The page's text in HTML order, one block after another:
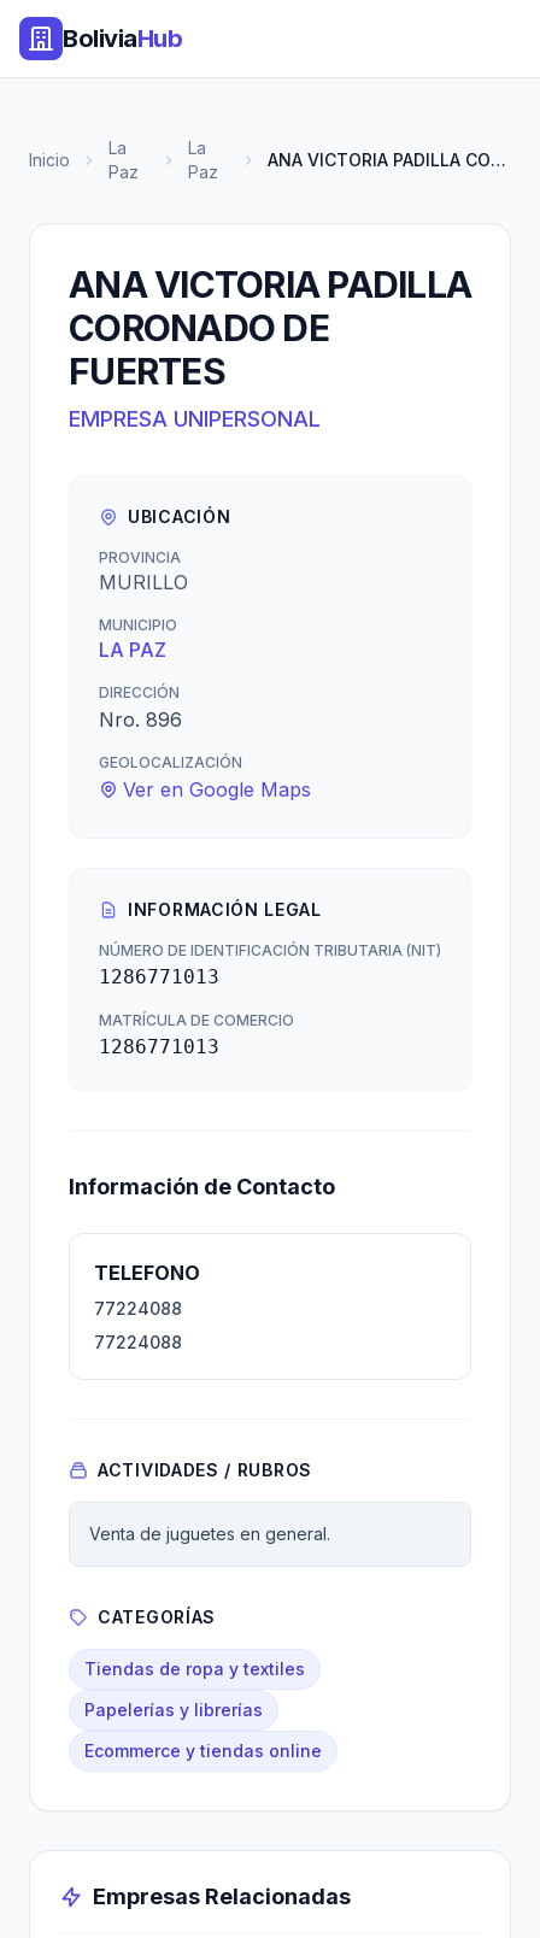
BoliviaHub
Inicio
La
Paz
La
Paz
ANA VICTORIA PADILLA CORONADO...
ANA VICTORIA PADILLA
CORONADO DE
FUERTES
EMPRESA UNIPERSONAL
UBICACIÓN
PROVINCIA
MURILLO
MUNICIPIO
LA PAZ
DIRECCIÓN
Nro. 896
GEOLOCALIZACIÓN
Ver en Google Maps
INFORMACIÓN LEGAL
NÚMERO DE IDENTIFICACIÓN TRIBUTARIA (NIT)
1286771013
MATRÍCULA DE COMERCIO
1286771013
Información de Contacto
TELEFONO
77224088
77224088
ACTIVIDADES / RUBROS
Venta de juguetes en general.
CATEGORÍAS
Tiendas de ropa y textiles
Papelerías y librerías
Ecommerce y tiendas online
Empresas Relacionadas